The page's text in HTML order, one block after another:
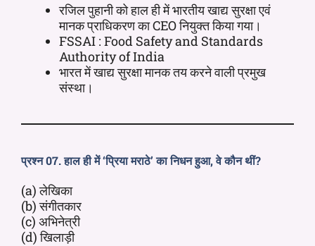
रजिल पुहानी को हाल ही में भारतीय खाद्य सुरक्षा एवं
मानक प्राधिकरण का CEO नियुक्त किया गया।
FSSAI : Food Safety and Standards
Authority of India
भारत में खाद्य सुरक्षा मानक तय करने वाली प्रमुख
संस्था।
प्रश्न 07. हाल ही में ‘प्रिया मराठे’ का निधन हुआ, वे कौन थीं?
(a) लेखिका
(b) संगीतकार
(c) अभिनेत्री
(d) खिलाड़ी